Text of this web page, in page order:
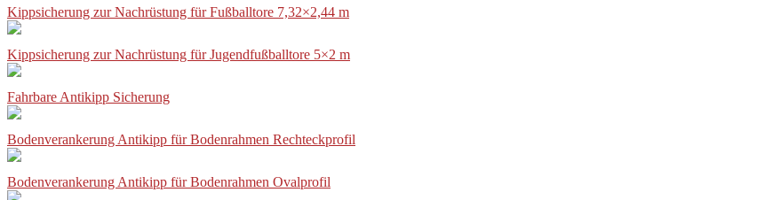
Kippsicherung zur Nachrüstung für Fußballtore 7,32×2,44 m
Kippsicherung zur Nachrüstung für Jugendfußballtore 5×2 m
Fahrbare Antikipp Sicherung
Bodenverankerung Antikipp für Bodenrahmen Rechteckprofil
Bodenverankerung Antikipp für Bodenrahmen Ovalprofil